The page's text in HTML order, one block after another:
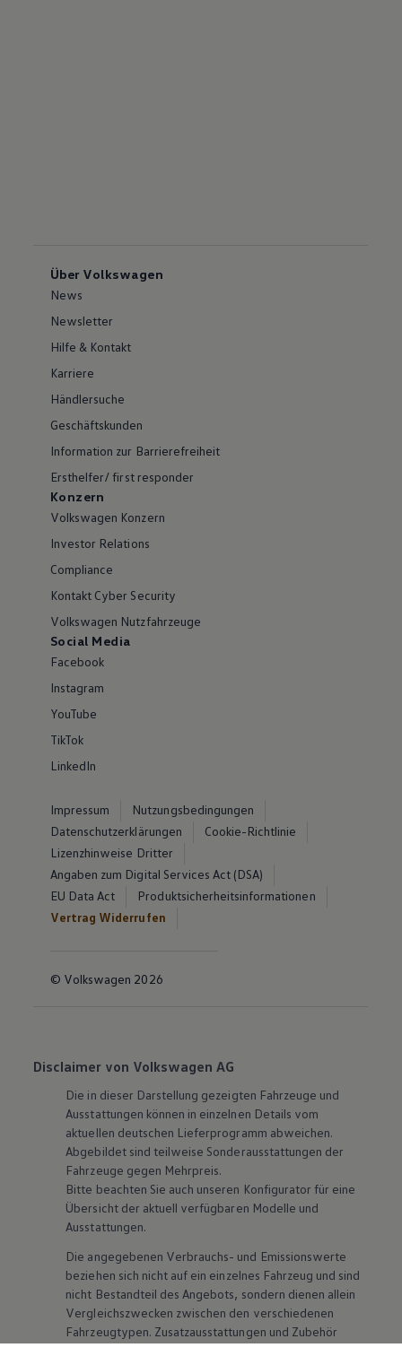
Über Volkswagen
News
Newsletter
Hilfe & Kontakt
Karriere
Händlersuche
Geschäftskunden
Information zur Barrierefreiheit
Ersthelfer/ first responder
Konzern
Volkswagen Konzern
Investor Relations
Compliance
Kontakt Cyber Security
Volkswagen Nutzfahrzeuge
Social Media
Facebook
Instagram
YouTube
TikTok
LinkedIn
Impressum
Nutzungsbedingungen
Datenschutzerklärungen
Cookie-Richtlinie
Lizenzhinweise Dritter
Angaben zum Digital Services Act (DSA)
EU Data Act
Produktsicherheitsinformationen
Vertrag Widerrufen
© Volkswagen 2026
Disclaimer von Volkswagen AG
Die in dieser Darstellung gezeigten Fahrzeuge und
Ausstattungen können in einzelnen Details vom
aktuellen deutschen Lieferprogramm abweichen.
Abgebildet sind teilweise Sonderausstattungen der
Fahrzeuge gegen Mehrpreis.
Bitte beachten Sie auch unseren Konfigurator für eine
Übersicht der aktuell verfügbaren Modelle und
Ausstattungen.
Die angegebenen Verbrauchs- und Emissionswerte
beziehen sich nicht auf ein einzelnes Fahrzeug und sind
nicht Bestandteil des Angebots, sondern dienen allein
Vergleichszwecken zwischen den verschiedenen
Fahrzeugtypen. Zusatzausstattungen und Zubehör